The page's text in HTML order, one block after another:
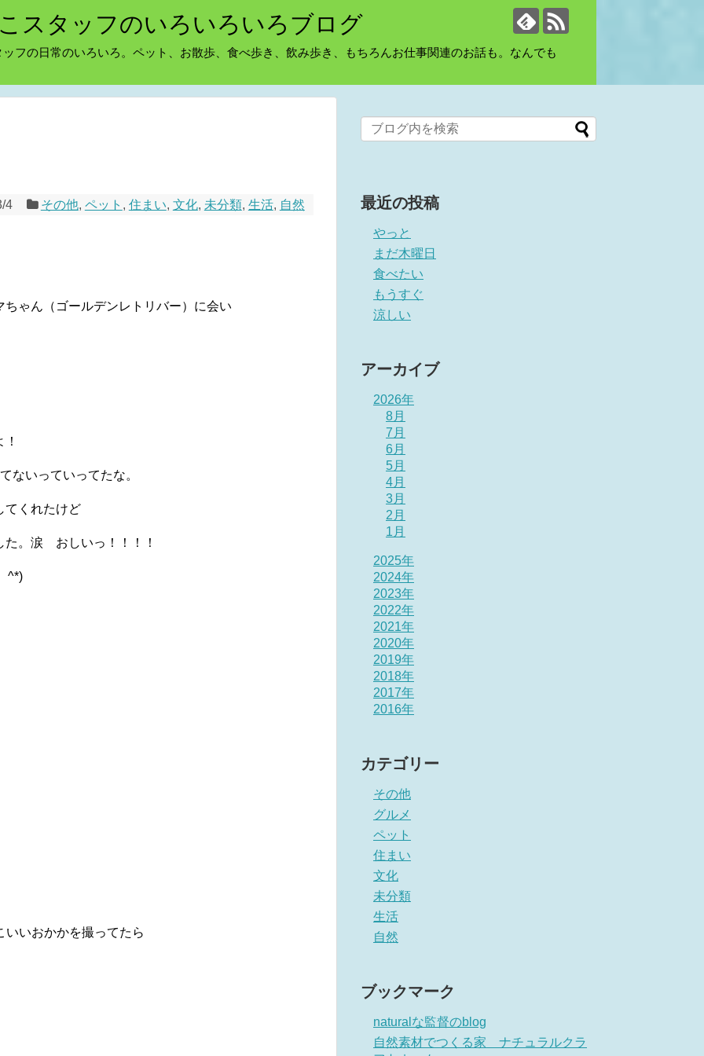
スタッフのいろいろいろブログ
フの日常のいろいろ。ペット、お散歩、食べ歩き、飲み歩き、もちろんお仕事関連のお話も。なんでも
4 その他, ペット , 住まい, 文化, 未分類, 生活, 自然
ゃん（ゴールデンレトリバー）に会い
ないっていってたな。
てくれたけど
た。涙 おしいっ！！！！
^*)
いおかかを撮ってたら
最近の投稿
やっと
まだ木曜日
食べたい
もうすぐ
涼しい
アーカイブ
2026年
8月
7月
6月
5月
4月
3月
2月
1月
2025年
2024年
2023年
2022年
2021年
2020年
2019年
2018年
2017年
2016年
カテゴリー
その他
グルメ
ペット
住まい
文化
未分類
生活
自然
ブックマーク
naturalな監督のblog
自然素材でつくる家 ナチュラルクラ